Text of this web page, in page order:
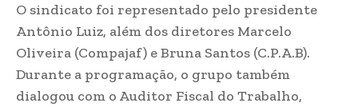
O sindicato foi representado pelo presidente
Antônio Luiz, além dos diretores Marcelo
Oliveira (Compajaf) e Bruna Santos (C.P.A.B).
Durante a programação, o grupo também
dialogou com o Auditor Fiscal do Trabalho,